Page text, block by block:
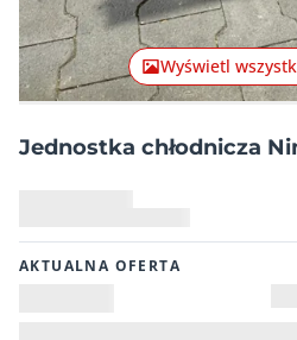
Wyświetl
Jednostka chłodnicza
AKTUALNA OFERTA